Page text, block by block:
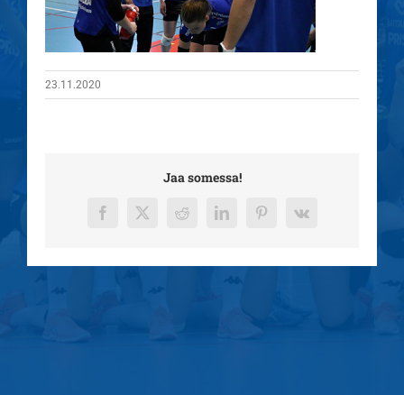
23.11.2020
Jaa somessa!
Facebook
X RedditLinkedInPinterest
Vk